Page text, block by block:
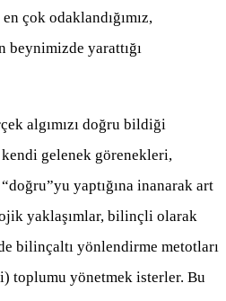
çok odaklandığımız,
beynimizde yarattığı
algımızı doğru bildiği
gelenek görenekleri,
yaptığına inanarak art
yaklaşımlar, bilinçli olarak
bilinçaltı yönlendirme metotları
toplumu yönetmek isterler. Bu